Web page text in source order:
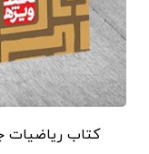
کتاب ریاضیات